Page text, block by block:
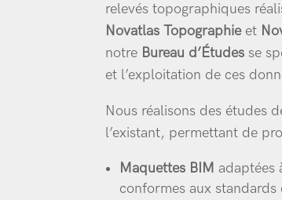
relevés topographiques
Novatlas Topographieet
notre Bureau d’Études se
et l’exploitation de ces
Nous réalisons des études
l’existant, permettant de
Maquettes BIM adaptées
conformes aux standards